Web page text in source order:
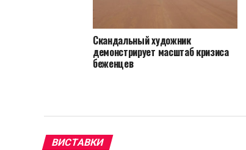
Скандальный художник
демонстрирует масштаб кризиса
беженцев
ВИСТАВКИ